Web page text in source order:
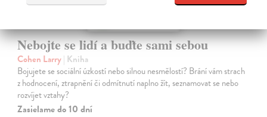
Nebojte se lidí a buďte sami sebou
Cohen Larry| Kniha
Bojujete se sociální úzkostí nebo silnou nesmělostí? Brání vám strach
z hodnocení, ztrapnění či odmítnutí naplno žít, seznamovat se nebo
rozvíjet vztahy?
Zasielame do 10 dní